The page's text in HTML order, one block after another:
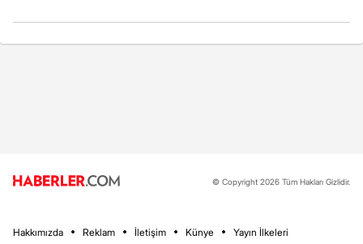
© Copyright 2026 Tüm Hakları Gizlidir.
Hakkımızda Reklam İletişim Künye Yayın İlkeleri